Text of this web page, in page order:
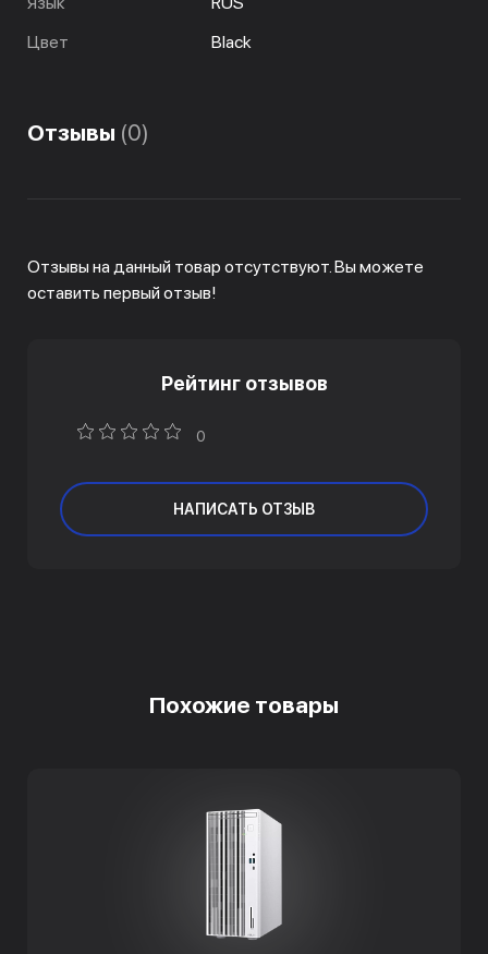
Цвет
Black
Отзывы (0)
Отзывы на данный товар отсутствуют. Вы можете
оставить первый отзыв!
Рейтинг отзывов
0
НАПИСАТЬ ОТЗЫВ
Похожие товары